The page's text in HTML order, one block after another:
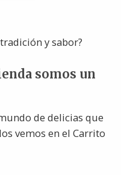
y sabor?
somos un
de delicias que
vemos en el Carrito